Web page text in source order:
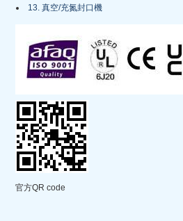
13. 真空/充氮封口機
官方QR code